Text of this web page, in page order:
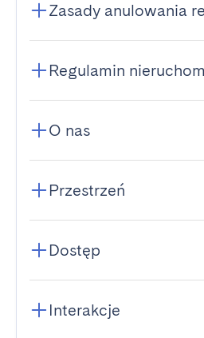
Zasady anulowania
Regulamin
O nas
Przestrzeń
Dostęp
Interakcje